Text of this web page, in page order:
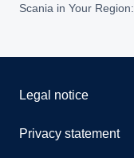
Scania in Your Region:
Legal notice
Privacy statement